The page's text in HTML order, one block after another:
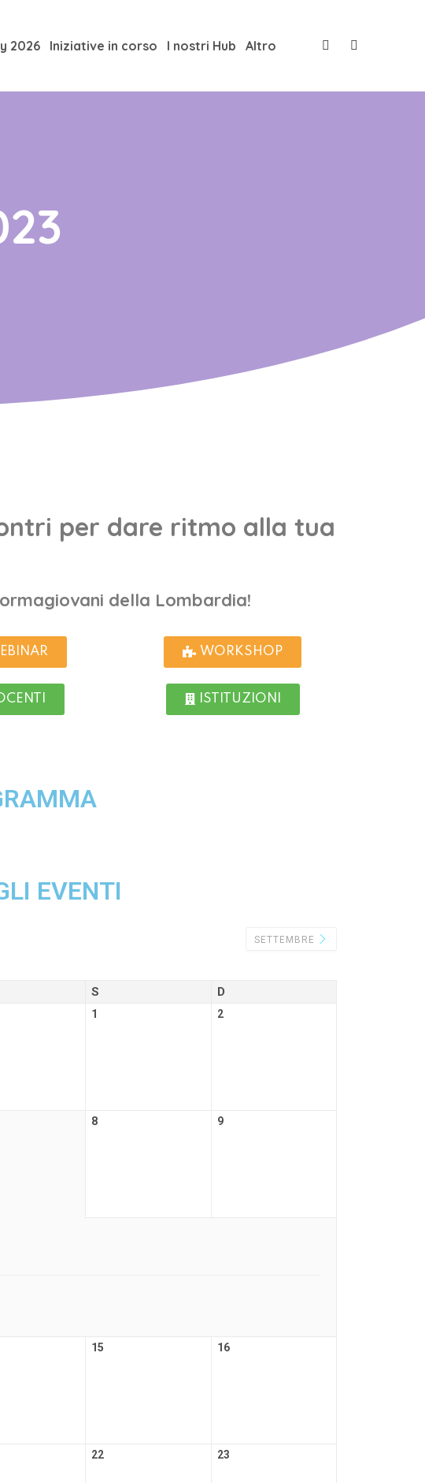
2026 Iniziative in corso I nostri Hub Altro
per dare ritmo alla tua
della Lombardia!
WORKSHOP
ISTITUZIONI
EVENTI
SETTEMBRE
S D
1 2
8 9
15 16
22 23